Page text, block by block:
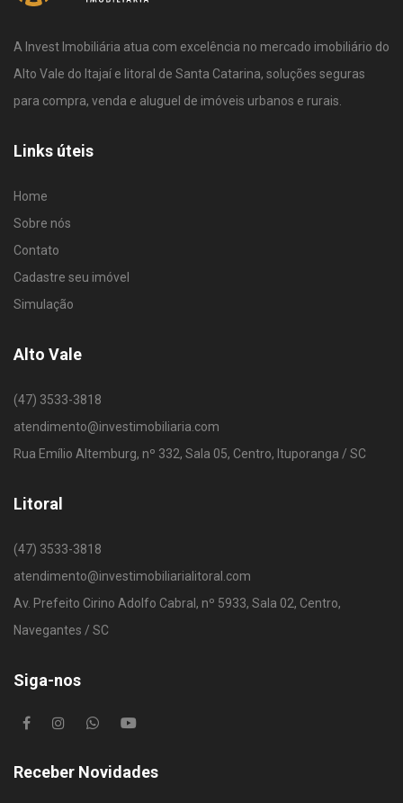
A Invest Imobiliária atua com excelência no mercado imobiliário do
Alto Vale do Itajaí e litoral de Santa Catarina, soluções seguras
para compra, venda e aluguel de imóveis urbanos e rurais.
Links úteis
Home
Sobre nós
Contato
Cadastre seu imóvel
Simulação
Alto Vale
(47) 3533-3818
atendimento@investimobiliaria.com
Rua Emílio Altemburg, nº 332, Sala 05, Centro, Ituporanga / SC
Litoral
(47) 3533-3818
atendimento@investimobiliarialitoral.com
Av. Prefeito Cirino Adolfo Cabral, nº 5933, Sala 02, Centro,
Navegantes / SC
Siga-nos
Receber Novidades